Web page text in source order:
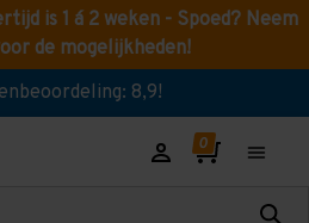
is 1 á 2 weken - Spoed? Neem
de mogelijkheden!
8,9!